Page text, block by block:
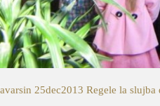
25dec2013 Regele la slujba